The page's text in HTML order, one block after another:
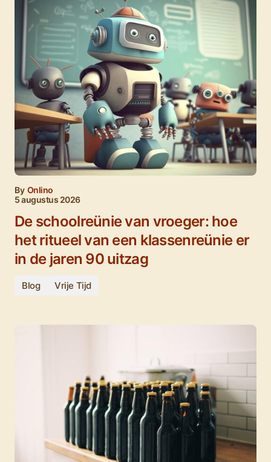
By Onlino
5 augustus 2026
De schoolreünie van vroeger: hoe
het ritueel van een klassenreünie er
in de jaren 90 uitzag
Blog Vrije Tijd